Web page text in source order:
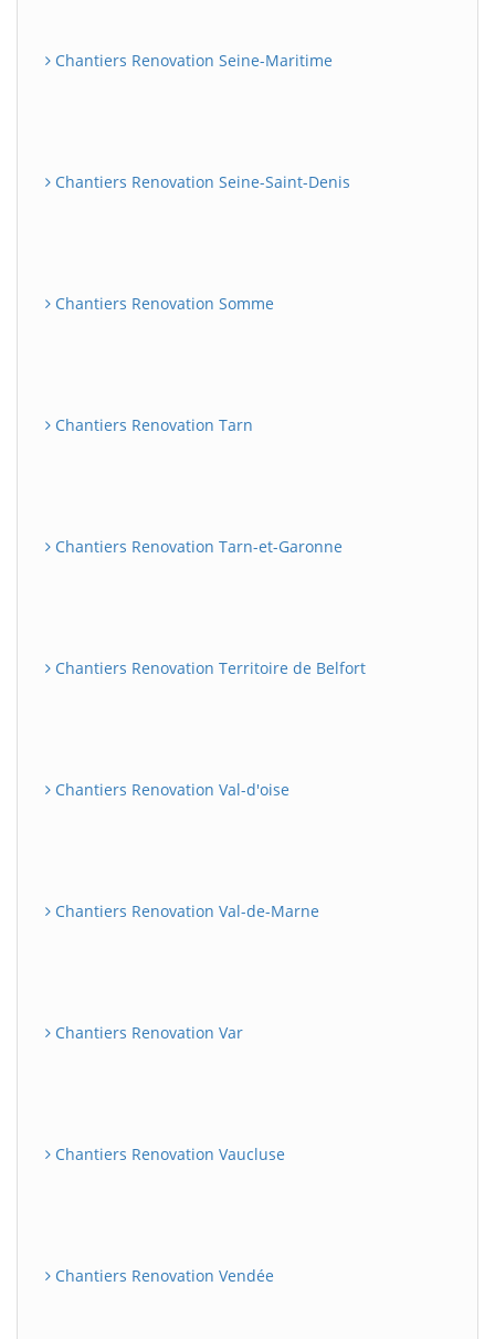
Chantiers Renovation Seine-Maritime
Chantiers Renovation Seine-Saint-Denis
Chantiers Renovation Somme
Chantiers Renovation Tarn
Chantiers Renovation Tarn-et-Garonne
Chantiers Renovation Territoire de Belfort
Chantiers Renovation Val-d'oise
Chantiers Renovation Val-de-Marne
Chantiers Renovation Var
Chantiers Renovation Vaucluse
Chantiers Renovation Vendée